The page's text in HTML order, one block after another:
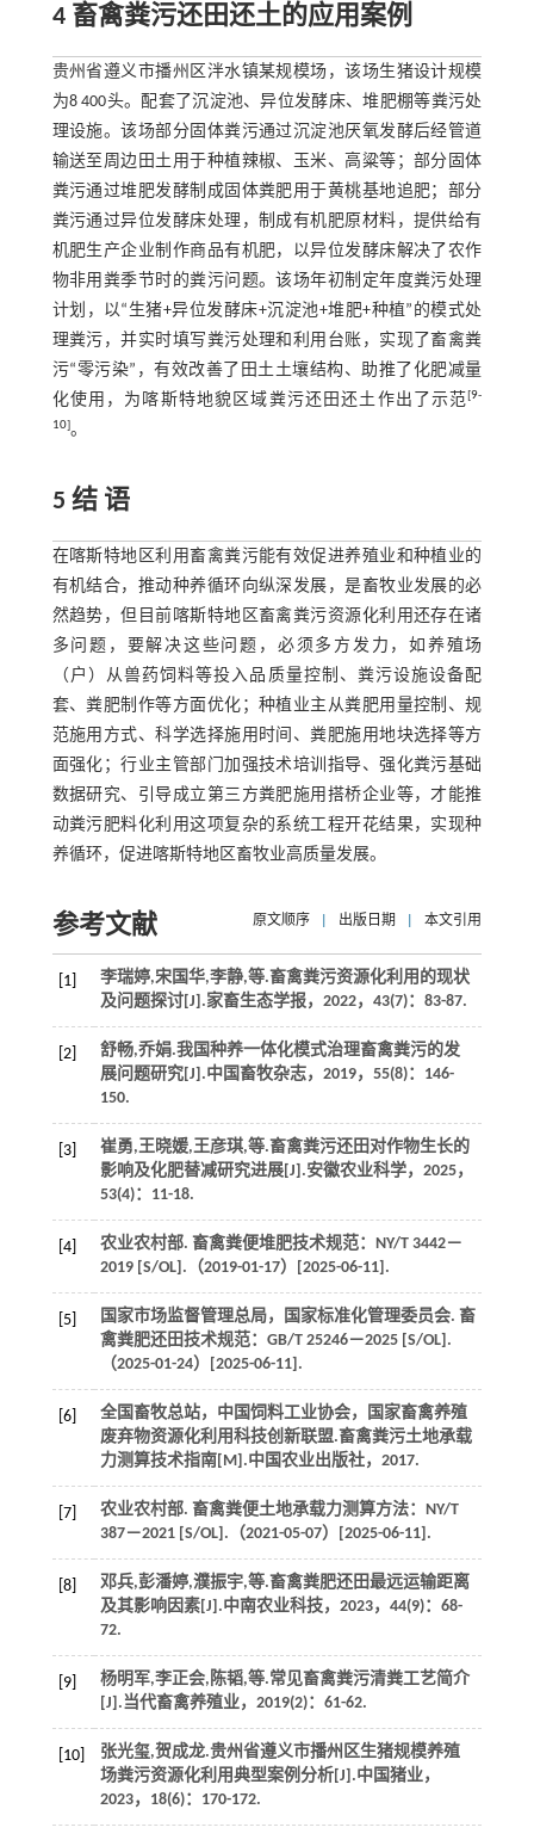
4 畜禽粪污还田还土的应用案例
贵州省遵义市播州区泮水镇某规模场，该场生猪设计规模
为8 400头。配套了沉淀池、异位发酵床、堆肥棚等粪污处
理设施。该场部分固体粪污通过沉淀池厌氧发酵后经管道
输送至周边田土用于种植辣椒、玉米、高粱等；部分固体
粪污通过堆肥发酵制成固体粪肥用于黄桃基地追肥；部分
粪污通过异位发酵床处理，制成有机肥原材料，提供给有
机肥生产企业制作商品有机肥，以异位发酵床解决了农作
物非用粪季节时的粪污问题。该场年初制定年度粪污处理
计划，以“生猪+异位发酵床+沉淀池+堆肥+种植”的模式处
理粪污，并实时填写粪污处理和利用台账，实现了畜禽粪
污“零污染”，有效改善了田土土壤结构、助推了化肥减量
化使用，为喀斯特地貌区域粪污还田还土作出了示范[9-
10]。
5 结 语
在喀斯特地区利用畜禽粪污能有效促进养殖业和种植业的
有机结合，推动种养循环向纵深发展，是畜牧业发展的必
然趋势，但目前喀斯特地区畜禽粪污资源化利用还存在诸
多问题，要解决这些问题，必须多方发力，如养殖场
（户）从兽药饲料等投入品质量控制、粪污设施设备配
套、粪肥制作等方面优化；种植业主从粪肥用量控制、规
范施用方式、科学选择施用时间、粪肥施用地块选择等方
面强化；行业主管部门加强技术培训指导、强化粪污基础
数据研究、引导成立第三方粪肥施用搭桥企业等，才能推
动粪污肥料化利用这项复杂的系统工程开花结果，实现种
养循环，促进喀斯特地区畜牧业高质量发展。
参考文献 原文顺序 出版日期 本文引用
[1] 李瑞婷,宋国华,李静,等.畜禽粪污资源化利用的现状
及问题探讨[J].家畜生态学报， 2022， 43(7)：83-87.
[2]
舒畅,乔娟.我国种养一体化模式治理畜禽粪污的发
展问题研究[J].中国畜牧杂志， 2019， 55(8)：146-
150.
[3] 崔勇,王晓媛,王彦琪,等.畜禽粪污还田对作物生长的
影响及化肥替减研究进展[J].安徽农业科学， 2025，
53(4)：11-18.
[4] 农业农村部. 畜禽粪便堆肥技术规范：NY/T 3442－
2019 [S/OL].（2019-01-17）[2025-06-11].
[5] 国家市场监督管理总局，国家标准化管理委员会. 畜
禽粪肥还田技术规范：GB/T 25246－2025 [S/OL].
（2025-01-24）[2025-06-11].
[6]
全国畜牧总站，中国饲料工业协会，国家畜禽养殖
废弃物资源化利用科技创新联盟.畜禽粪污土地承载
力测算技术指南 [M].中国农业出版社， 2017.
[7] 农业农村部. 畜禽粪便土地承载力测算方法：NY/T
387－2021 [S/OL].（2021-05-07）[2025-06-11].
[8] 邓兵,彭潘婷,濮振宇,等.畜禽粪肥还田最远运输距离
及其影响因素[J].中南农业科技， 2023， 44(9)：68-
72.
[9] 杨明军,李正会,陈韬,等.常见畜禽粪污清粪工艺简介
[J].当代畜禽养殖业， 2019(2)：61-62.
[10]
张光玺,贺成龙.贵州省遵义市播州区生猪规模养殖
场粪污资源化利用典型案例分析[J].中国猪业，
2023， 18(6)：170-172.